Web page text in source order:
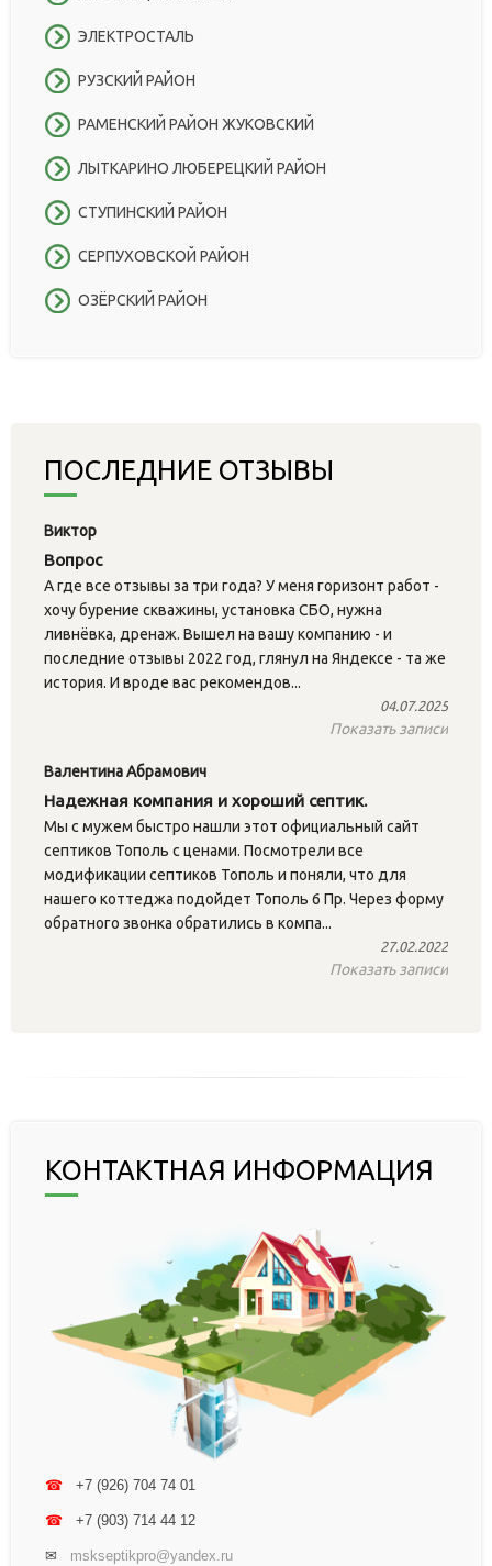
ЭЛЕКТРОСТАЛЬ
РУЗСКИЙ РАЙОН
РАМЕНСКИЙ РАЙОН ЖУКОВСКИЙ
ЛЫТКАРИНО ЛЮБЕРЕЦКИЙ РАЙОН
СТУПИНСКИЙ РАЙОН
СЕРПУХОВСКОЙ РАЙОН
ОЗЁРСКИЙ РАЙОН
ПОСЛЕДНИЕ ОТЗЫВЫ
Виктор
Вопрос
А где все отзывы за три года? У меня горизонт работ -
хочу бурение скважины, установка СБО, нужна
ливнёвка, дренаж. Вышел на вашу компанию - и
последние отзывы 2022 год, глянул на Яндексе - та же
история. И вроде вас рекомендов...
04.07.2025
Показать записи
Валентина Абрамович
Надежная компания и хороший септик.
Мы с мужем быстро нашли этот официальный сайт
септиков Тополь с ценами. Посмотрели все
модификации септиков Тополь и поняли, что для
нашего коттеджа подойдет Тополь 6 Пр. Через форму
обратного звонка обратились в компа...
27.02.2022
Показать записи
КОНТАКТНАЯ ИНФОРМАЦИЯ
☎ +7 (926) 704 74 01
☎ +7 (903) 714 44 12
✉ mskseptikpro@yandex.ru